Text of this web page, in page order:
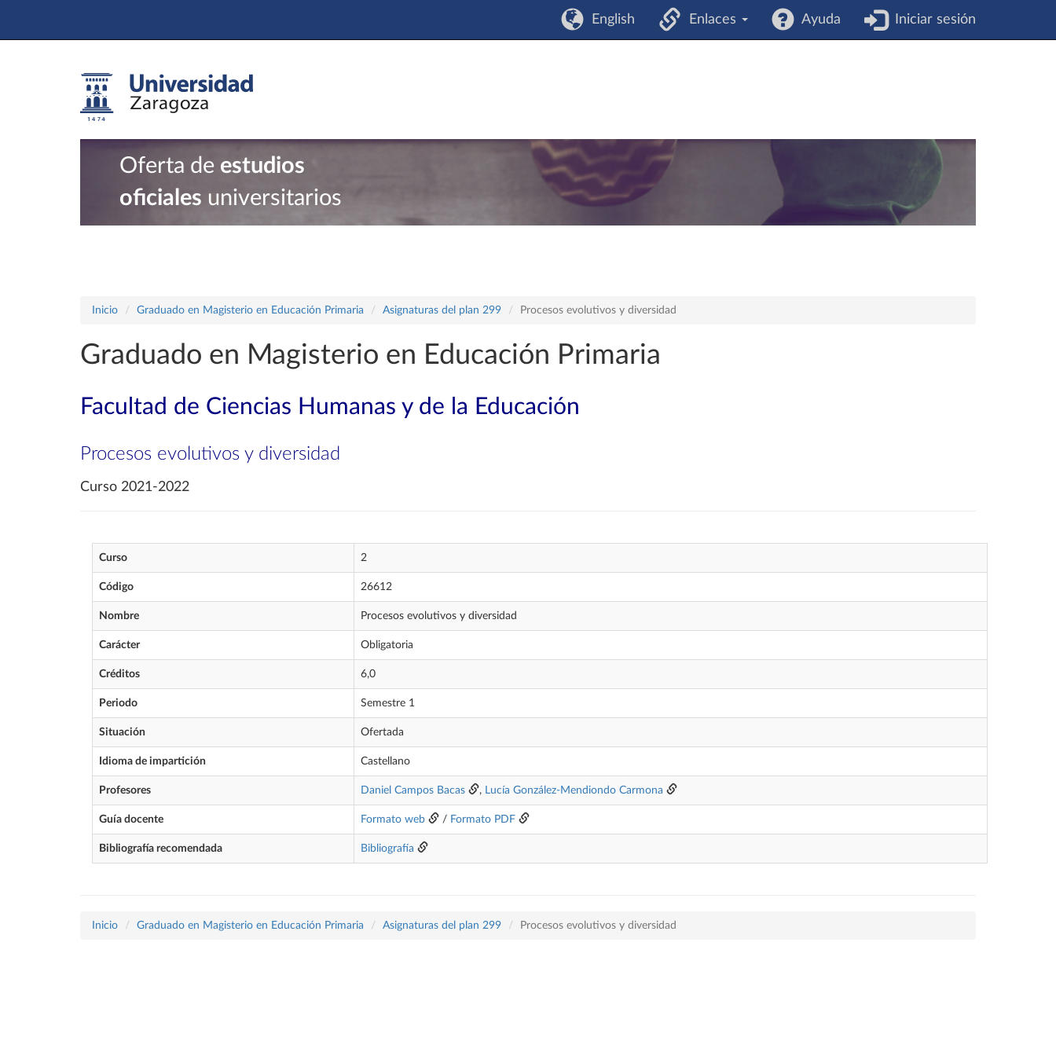
English Enlaces Ayuda Iniciar sesión
Oferta de estudios
oficiales universitarios
Inicio Graduado en Magisterio en Educación Primaria Asignaturas del plan 299 Procesos evolutivos y diversidad
Graduado en Magisterio en Educación Primaria
Facultad de Ciencias Humanas y de la Educación
Procesos evolutivos y diversidad
Curso 2021-2022
Curso 2
Código 26612
Nombre Procesos evolutivos y diversidad
Carácter Obligatoria
Créditos 6,0
Periodo Semestre 1
Situación Ofertada
Idioma de impartición Castellano
Profesores Daniel Campos Bacas , Lucía González-Mendiondo Carmona
Guía docente Formato web / Formato PDF
Bibliografía recomendada Bibliografía
Inicio Graduado en Magisterio en Educación Primaria Asignaturas del plan 299 Procesos evolutivos y diversidad